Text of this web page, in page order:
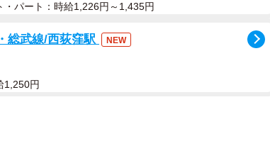
・パート：時給1,226円～1,435円
総武線/西荻窪駅 NEW
1,250円